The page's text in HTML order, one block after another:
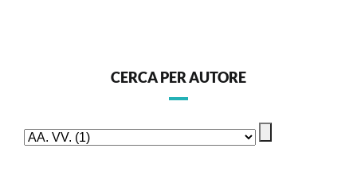
CERCA PER AUTORE